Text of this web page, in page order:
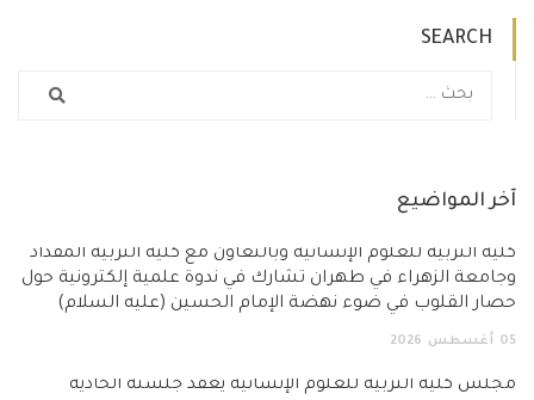
SEARCH
آخر المواضيع
كلية التربية للعلوم الإنسانية وبالتعاون مع كلية التربية المقداد
وجامعة الزهراء في طهران تشارك في ندوة علمية إلكترونية حول
حصار القلوب في ضوء نهضة الإمام الحسين (عليه السلام)
05 أغسطس 2026
مجلس كلية التربية للعلوم الإنسانية يعقد جلسته الحادية